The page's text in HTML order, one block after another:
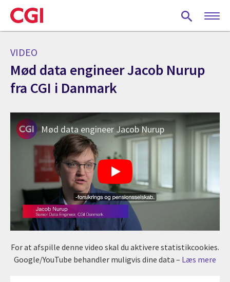
Skip
to
main
VIDEO
Mød data engineer Jacob Nurup
fra CGI i Danmark
Mød data engineer Jacob Nurup
For at afspille denne video skal du aktivere statistikcookies.
Google/YouTube behandler muligvis dine data – Læs mere